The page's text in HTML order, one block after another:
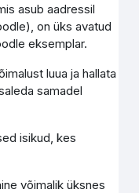
asub aadressil
on üks avatud
eksemplar.
luua ja hallata
samadel
isikud, kes
võimalik üksnes